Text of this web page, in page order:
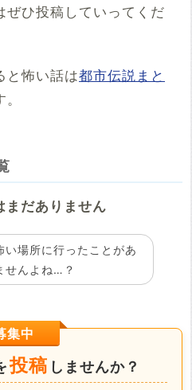
ぜひ投稿していってくだ
と怖い話は都市伝説まと
まだありません
い場所に行ったことがあ
せんよね…？
集中
投稿 しませんか？